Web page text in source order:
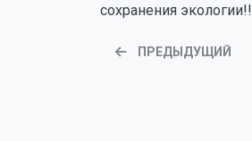
сохранения
ПРЕДЫДУЩИЙ